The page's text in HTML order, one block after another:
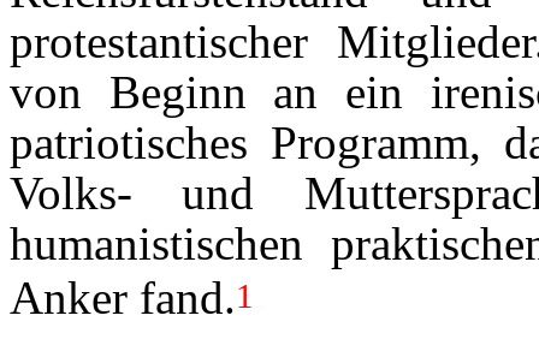
protestantischer
von Beginn an ein
patriotisches Programm,
Volks- und
humanistischen
Anker fand.1